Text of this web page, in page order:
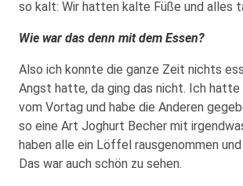
so kalt: Wir hatten kalte Füße und alles
Wie war das denn mit dem Essen?
Also ich konnte die ganze Zeit nichts
Angst hatte, da ging das nicht. Ich hatte
vom Vortag und habe die Anderen
so eine Art Joghurt Becher mit
haben alle ein Löffel rausgenommen
Das war auch schön zu sehen.